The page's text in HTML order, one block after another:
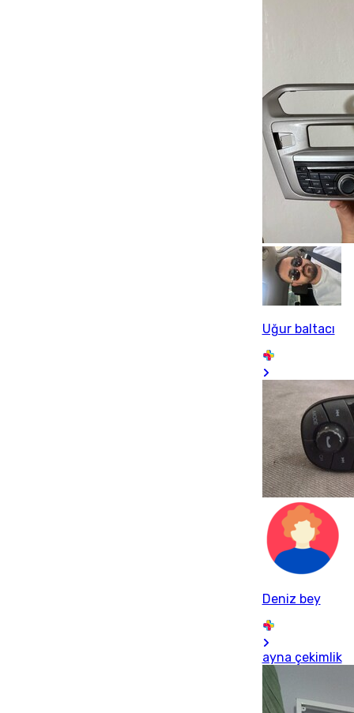
Uğur baltacı
Deniz bey
ayna çekimlik